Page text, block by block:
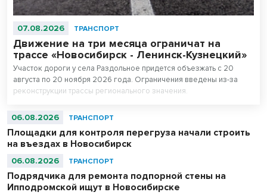
07.08.2026 ТРАНСПОРТ
Движение на три месяца ограничат на
трассе «Новосибирск - Ленинск-Кузнецкий»
Участок дороги у села Раздольное придется объезжать с 20
августа по 20 ноября 2026 года. Ограничения введены из-за
реконструкции трассы регионального значения.
06.08.2026 ТРАНСПОРТ
Площадки для контроля перегруза начали строить
на въездах в Новосибирск
06.08.2026 ТРАНСПОРТ
Подрядчика для ремонта подпорной стены на
Ипподромской ищут в Новосибирске